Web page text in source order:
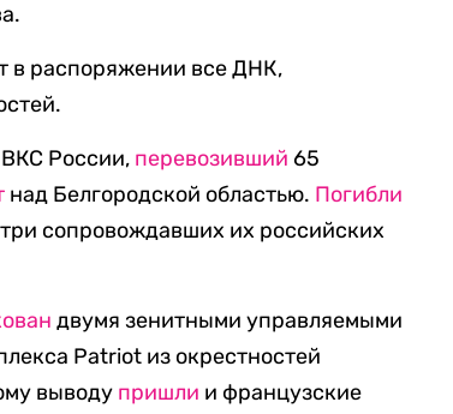
в распоряжении все ДНК,
России, перевозивший 65
над Белгородской областью. Погибли
сопровождавших их российских
двумя зенитными управляемыми
Рatriot из окрестностей
выводу пришли и французские